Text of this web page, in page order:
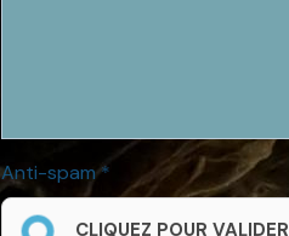
Anti-spam
CLIQUEZ POUR VALIDER